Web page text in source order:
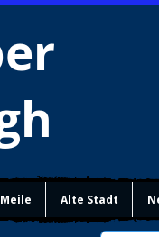
Alte Stadt